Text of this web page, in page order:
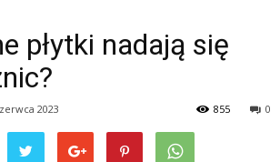
płytki nadają się
2023 0
855